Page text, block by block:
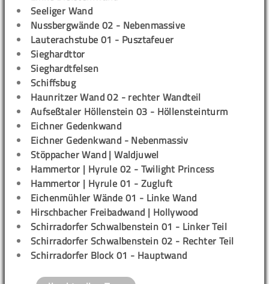
Seeliger Wand
Nussbergwände 02 - Nebenmassive
Lauterachstube 01 - Pusztafeuer
Sieghardttor
Sieghardtfelsen
Schiffsbug
Haunritzer Wand 02 - rechter Wandteil
Aufseßtaler Höllenstein 03 - Höllensteinturm
Eichner Gedenkwand
Eichner Gedenkwand - Nebenmassiv
Stöppacher Wand | Waldjuwel
Hammertor | Hyrule 02 - Twilight Princess
Hammertor | Hyrule 01 - Zugluft
Eichenmühler Wände 01 - Linke Wand
Hirschbacher Freibadwand | Hollywood
Schirradorfer Schwalbenstein 01 - Linker Teil
Schirradorfer Schwalbenstein 02 - Rechter Teil
Schirradorfer Block 01 - Hauptwand